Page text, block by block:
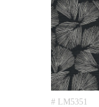
# LM5351